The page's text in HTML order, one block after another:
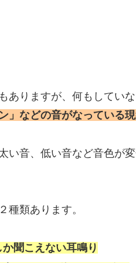
ありますが、何もしてい
」などの音がなっている
い音、低い音など音色が
種類あります。
聞こえない耳鳴り